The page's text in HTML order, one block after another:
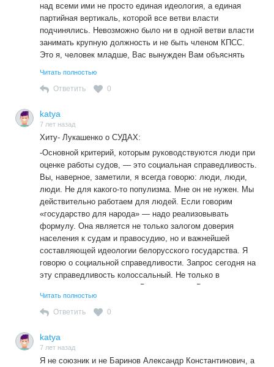
над всеми ими не просто единая идеология, а единая
партийная вертикаль, которой все ветви власти
подчинялись. Невозможно было ни в одной ветви власти
занимать крупную должность и не быть членом КПСС.
Это я, человек младше, Вас вынужден Вам объяснять
«ветвей власти» друг от друга, коли они подчинялись все
устроена и в Российской империи, где вместо партии
было дворянство.
Само понятие ветвей власти и их независимость друг от
друга — это чисто буржуазные поняти я, и не надо
прелставлять дело так, что де и при социализме ветви
власти были, да работали на благо народа, а не буржуев.
Не может бурдуазное устройство государсивенной власти
работать на благо народа. Оно так и устроено, чтоб
ьуржуазные группировки могли легально конкурировать
друг с другом как в политике, так и в экономике. Никакого
елинства не предполагается изначально.
Читать полностью
Ответить 0
katya
7 лет назад
Хиту- Лукашенко о СУДАХ:
-Основной критерий, которым руководствуются люди при
оценке работы судов, — это социальная справедливость.
Вы, наверное, заметили, я всегда говорю: люди, люди,
люди. Не для какого-то популизма. Мне он не нужен. Мы
действительно работаем для людей. Если говорим
«государство для народа» — надо реализовывать
формулу. Она является не только залогом доверия
населения к судам и правосудию, но и важнейшей
составляющей идеологии белорусского государства. Я
говорю о социальной справедливости. Запрос сегодня на
эту справедливость колоссальный. Не только в
славянских государствах. Во всем мире. Возьмите
Францию. «Желтые жилеты». «Справедливость»
начертано на их знаменах. Граждане должны быть
законных интересов. Это значит, их проблему услышат,
вникнут в жизненную ситуацию. Примут
аргументированное и взвешенное решение. И очень
Читать полностью
Ответить 0
katya
7 лет назад
Я не союзник и не Баринов Александр Константинович, а